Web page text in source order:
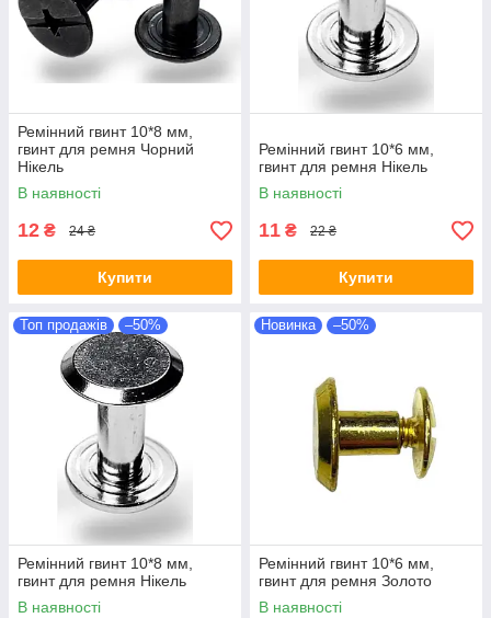
Ремінний гвинт 10*8 мм,
гвинт для ремня Чорний
Нікель
В наявності
12 ₴ 24 ₴
Купити
Ремінний гвинт 10*6 мм,
гвинт для ремня Нікель
В наявності
11 ₴ 22 ₴
Купити
Топ продажів –50%
Ремінний гвинт 10*8 мм,
гвинт для ремня Нікель
В наявності
Новинка –50%
Ремінний гвинт 10*6 мм,
гвинт для ремня Золото
В наявності